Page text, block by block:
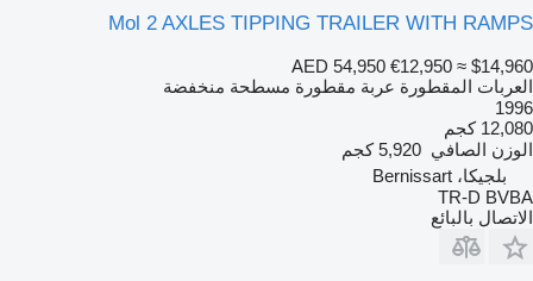
Mol 2 AXLES TIPPING TRAILER WITH RAMPS
AED 54,950 €12,950 ≈ $14,960
العربات المقطورة عربة مقطورة مسطحة منخفضة
1996
12,080 كجم
الوزن الصافي 5,920 كجم
بلجيكا، Bernissart
TR-D BVBA
الاتصال بالبائع